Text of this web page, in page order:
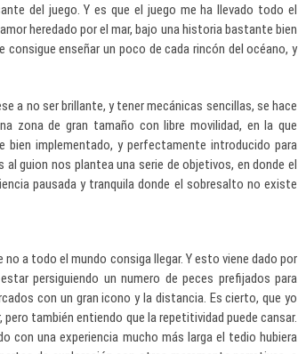
del juego. Y es que el juego me ha llevado todo el
heredado por el mar, bajo una historia bastante bien
enseñar un poco de cada rincón del océano, y
a no ser brillante, y tener mecánicas sencillas, se hace
zona de gran tamaño con libre movilidad, en la que
implementado, y perfectamente introducido para
guion nos plantea una serie de objetivos, en donde el
pausada y tranquila donde el sobresalto no existe
a todo el mundo consiga llegar. Y esto viene dado por
persiguiendo un numero de peces prefijados para
con un gran icono y la distancia. Es cierto, que yo
también entiendo que la repetitividad puede cansar.
con una experiencia mucho más larga el tedio hubiera